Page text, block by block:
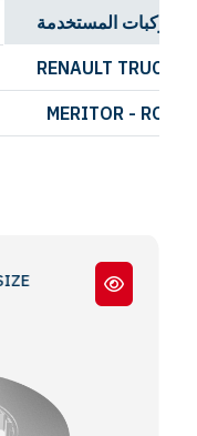
المركبات المستخدمة
RENAULT TRUCKS
MERITOR - ROR